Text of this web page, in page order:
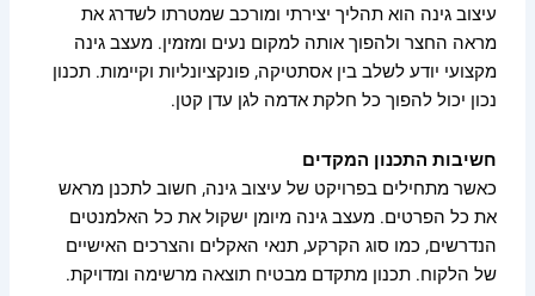
עיצוב גינה הוא תהליך יצירתי ומורכב שמטרתו לשדרג את
מראה החצר ולהפוך אותה למקום נעים ומזמין. מעצב גינה
מקצועי יודע לשלב בין אסתטיקה, פונקציונליות וקיימות. תכנון
נכון יכול להפוך כל חלקת אדמה לגן עדן קטן.
חשיבות התכנון המקדים
כאשר מתחילים בפרויקט של עיצוב גינה, חשוב לתכנן מראש
את כל הפרטים. מעצב גינה מיומן ישקול את כל האלמנטים
הנדרשים, כמו סוג הקרקע, תנאי האקלים והצרכים האישיים
של הלקוח. תכנון מתקדם מבטיח תוצאה מרשימה ומדויקת.